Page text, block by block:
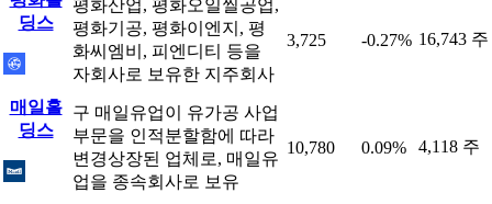
딩스
평화산업, 평화오일씰공업,
평화기공, 평화이엔지, 평
화씨엠비, 피엔디티 등을
자회사로 보유한 지주회사
3,725 -0.27% 16,743 주
매일홀
딩스
구 매일유업이 유가공 사업
부문을 인적분할함에 따라
변경상장된 업체로, 매일유
업을 종속회사로 보유
10,780 0.09% 4,118 주